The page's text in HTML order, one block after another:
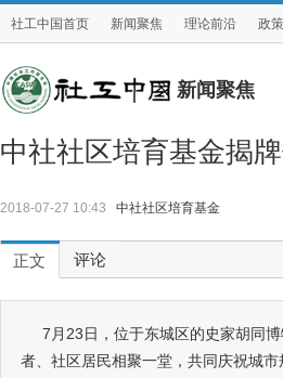
社工中国首页 新闻聚焦 理论前沿 政
新闻聚焦
中社社区培育基金揭
2018-07-27 10:43 中社社区培育基金
正文 评论
7月23日，位于东城区的史家胡同
者、社区居民相聚一堂，共同庆祝城